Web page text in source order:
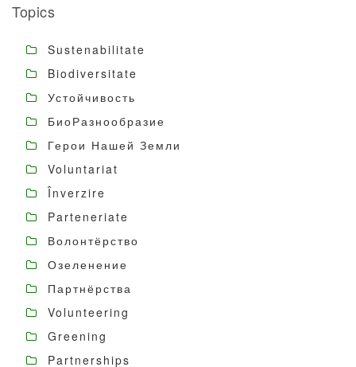
Topics
Sustenabilitate
Biodiversitate
Устойчивость
БиоРазнообразие
Герои Нашей Земли
Voluntariat
Înverzire
Parteneriate
Волонтёрство
Озеленение
Партнёрства
Volunteering
Greening
Partnerships